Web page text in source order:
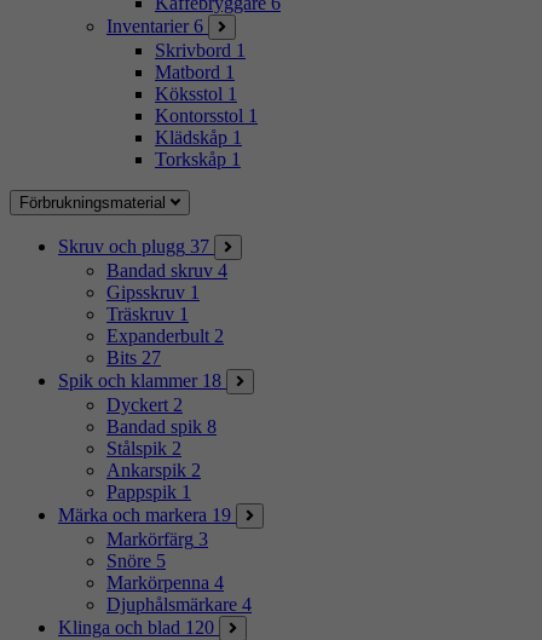
Inventarier 6
Skrivbord 1
Matbord 1
Köksstol 1
Kontorsstol 1
Klädskåp 1
Torkskåp 1
Förbrukningsmaterial
Skruv och plugg 37
Bandad skruv 4
Gipsskruv 1
Träskruv 1
Expanderbult 2
Bits 27
Spik och klammer 18
Dyckert 2
Bandad spik 8
Stålspik 2
Ankarspik 2
Pappspik 1
Märka och markera 19
Markörfärg 3
Snöre 5
Markörpenna 4
Djuphålsmärkare 4
Klinga och blad 120